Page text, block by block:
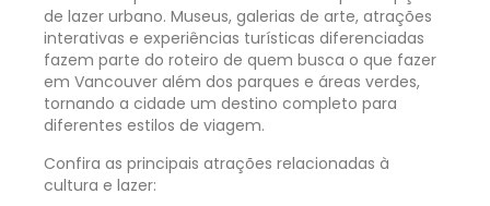
de lazer urbano. Museus, galerias de arte, atrações
interativas e experiências turísticas diferenciadas
fazem parte do roteiro de quem busca o que fazer
em Vancouver além dos parques e áreas verdes,
tornando a cidade um destino completo para
diferentes estilos de viagem.
Confira as principais atrações relacionadas à
cultura e lazer: